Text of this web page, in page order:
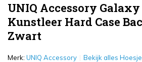
UNIQ Accessory Galaxy
Kunstleer Hard Case
Zwart
Merk: UNIQ Accessory Bekijk alles